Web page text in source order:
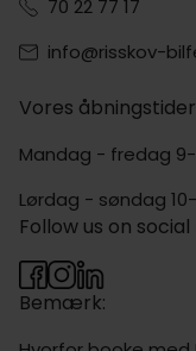
70 22 77 17
info@risskov-
Vores
Mandag - fredag 9-
Lørdag - søndag
Bemærk:
Follow us on